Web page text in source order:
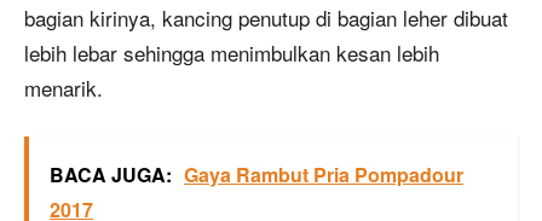
bagian kirinya, kancing penutup di bagian leher dibuat
lebih lebar sehingga menimbulkan kesan lebih
menarik.
BACA JUGA: Gaya Rambut Pria Pompadour
2017